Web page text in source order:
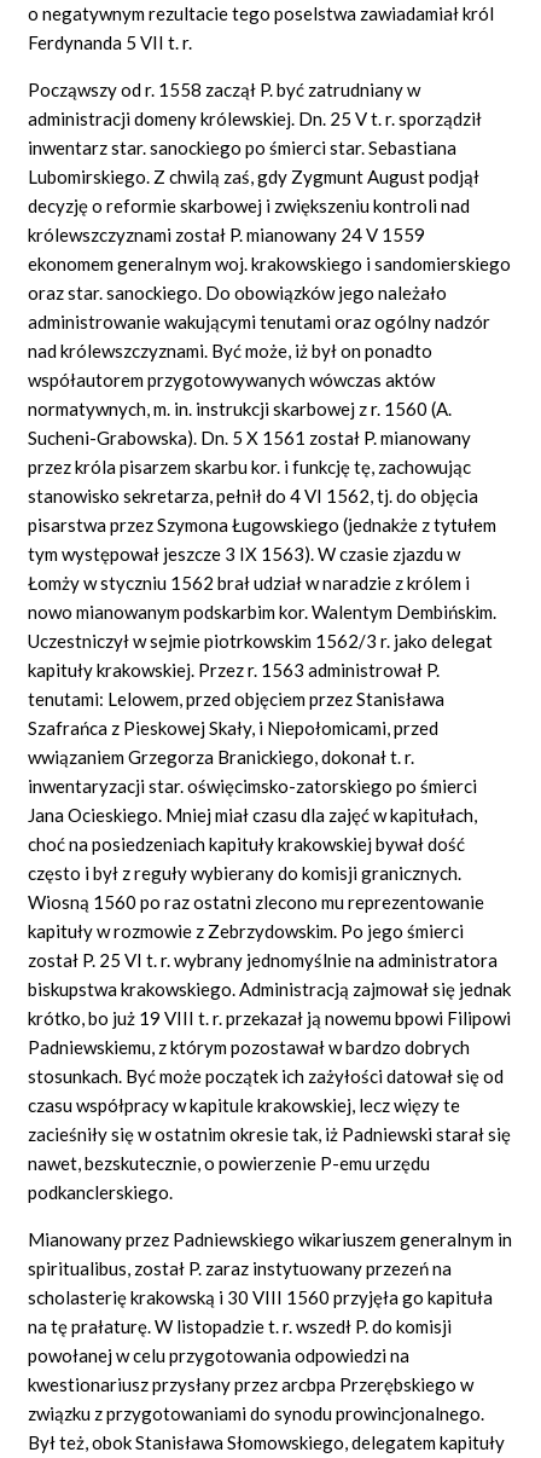
o negatywnym rezultacie tego poselstwa zawiadamiał król
Ferdynanda 5 VII t. r.
Począwszy od r. 1558 zaczął P. być zatrudniany w
administracji domeny królewskiej. Dn. 25 V t. r. sporządził
inwentarz star. sanockiego po śmierci star. Sebastiana
Lubomirskiego. Z chwilą zaś, gdy Zygmunt August podjął
decyzję o reformie skarbowej i zwiększeniu kontroli nad
królewszczyznami został P. mianowany 24 V 1559
ekonomem generalnym woj. krakowskiego i sandomierskiego
oraz star. sanockiego. Do obowiązków jego należało
administrowanie wakującymi tenutami oraz ogólny nadzór
nad królewszczyznami. Być może, iż był on ponadto
współautorem przygotowywanych wówczas aktów
normatywnych, m. in. instrukcji skarbowej z r. 1560 (A.
Sucheni-Grabowska). Dn. 5 X 1561 został P. mianowany
przez króla pisarzem skarbu kor. i funkcję tę, zachowując
stanowisko sekretarza, pełnił do 4 VI 1562, tj. do objęcia
pisarstwa przez Szymona Ługowskiego (jednakże z tytułem
tym występował jeszcze 3 IX 1563). W czasie zjazdu w
Łomży w styczniu 1562 brał udział w naradzie z królem i
nowo mianowanym podskarbim kor. Walentym Dembińskim.
Uczestniczył w sejmie piotrkowskim 1562/3 r. jako delegat
kapituły krakowskiej. Przez r. 1563 administrował P.
tenutami: Lelowem, przed objęciem przez Stanisława
Szafrańca z Pieskowej Skały, i Niepołomicami, przed
wwiązaniem Grzegorza Branickiego, dokonał t. r.
inwentaryzacji star. oświęcimsko-zatorskiego po śmierci
Jana Ocieskiego. Mniej miał czasu dla zajęć w kapitułach,
choć na posiedzeniach kapituły krakowskiej bywał dość
często i był z reguły wybierany do komisji granicznych.
Wiosną 1560 po raz ostatni zlecono mu reprezentowanie
kapituły w rozmowie z Zebrzydowskim. Po jego śmierci
został P. 25 VI t. r. wybrany jednomyślnie na administratora
biskupstwa krakowskiego. Administracją zajmował się jednak
krótko, bo już 19 VIII t. r. przekazał ją nowemu bpowi Filipowi
Padniewskiemu, z którym pozostawał w bardzo dobrych
stosunkach. Być może początek ich zażyłości datował się od
czasu współpracy w kapitule krakowskiej, lecz więzy te
zacieśniły się w ostatnim okresie tak, iż Padniewski starał się
nawet, bezskutecznie, o powierzenie P-emu urzędu
podkanclerskiego.
Mianowany przez Padniewskiego wikariuszem generalnym in
spiritualibus, został P. zaraz instytuowany przezeń na
scholasterię krakowską i 30 VIII 1560 przyjęła go kapituła
na tę prałaturę. W listopadzie t. r. wszedł P. do komisji
powołanej w celu przygotowania odpowiedzi na
kwestionariusz przysłany przez arcbpa Przerębskiego w
związku z przygotowaniami do synodu prowincjonalnego.
Był też, obok Stanisława Słomowskiego, delegatem kapituły